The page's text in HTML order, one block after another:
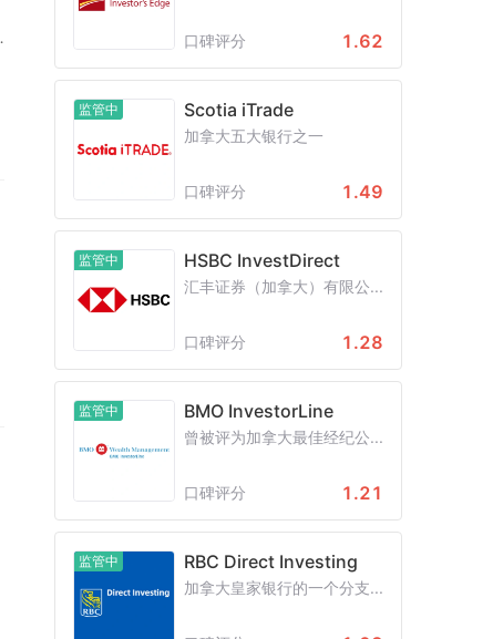
口碑评分 1.62
监管中 Scotia iTrade
加拿大五大银行之一
口碑评分 1.49
监管中 HSBC InvestDirect
汇丰证券（加拿大）有限公...
口碑评分 1.28
监管中 BMO InvestorLine
曾被评为加拿大最佳经纪公...
口碑评分 1.21
监管中 RBC Direct Investing
加拿大皇家银行的一个分支...